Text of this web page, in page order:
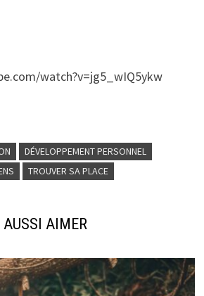
watch?v=jg5_wIQ5ykw
DÉVELOPPEMENT PERSONNEL
TROUVER SA PLACE
AUSSI AIMER